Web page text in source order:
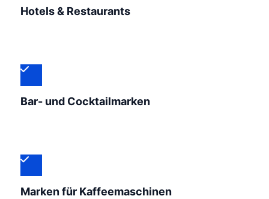
Hotels & Restaurants
Bar- und Cocktailmarken
Marken für Kaffeemaschinen